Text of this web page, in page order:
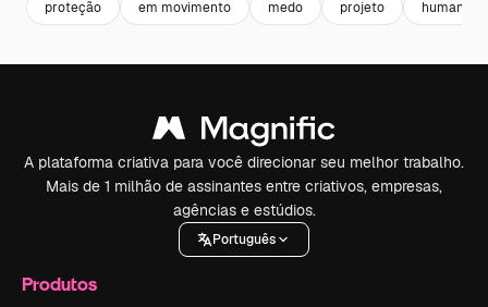
proteção em movimento medo projeto humano
A plataforma criativa para você direcionar seu melhor trabalho.
Mais de 1 milhão de assinantes entre criativos, empresas,
agências e estúdios.
Português
Produtos